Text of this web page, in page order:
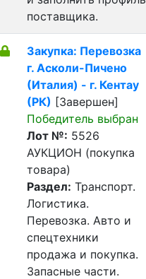
поставщика.
Закупка: Перевозка
г. Асколи-Пичено
(Италия) - г. Кентау
(РК) [Завершен]
Победитель выбран
Лот №: 5526
АУКЦИОН (покупка
товара)
Раздел: Транспорт.
Логистика.
Перевозка. Авто и
спецтехники
продажа и покупка.
Запасные части.